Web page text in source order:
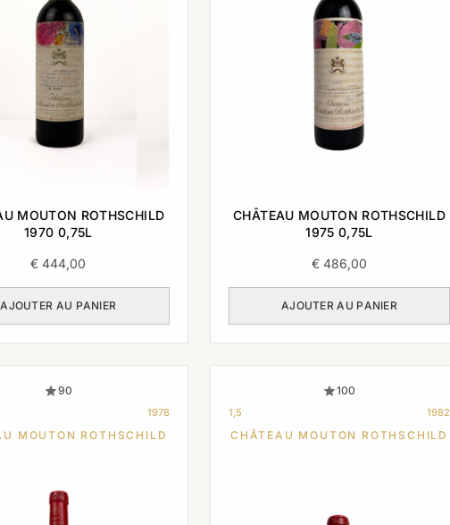
MOUTON ROTHSCHILD
1970 0,75L
€ 444,00
AJOUTER AU PANIER
CHÂTEAU MOUTON ROTHSCHILD
1975 0,75L
€486,00
AJOUTER AU PANIER
90
1978
MOUTON ROTHSCHILD
100
1,5 1982
CHÂTEAU MOUTON ROTHSCHILD